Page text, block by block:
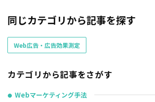
同じカテゴリから記事を探す
Web広告・広告効果測定
カテゴリから記事をさがす
● Webマーケティング手法